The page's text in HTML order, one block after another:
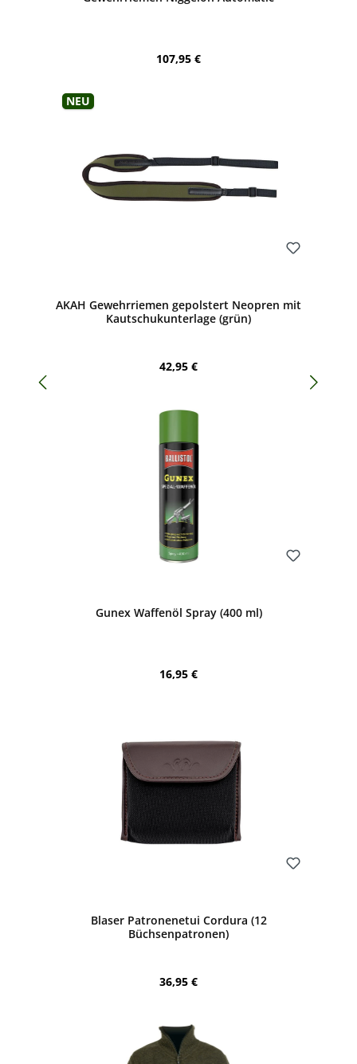
Regulärer Preis:
107,95 €
Neu
AKAH Gewehrriemen gepolstert Neopren mit
Kautschukunterlage (grün)
Regulärer Preis:
42,95 €
Gunex Waffenöl Spray (400 ml)
Regulärer Preis:
16,95 €
Blaser Patronenetui Cordura (12
Büchsenpatronen)
Regulärer Preis:
36,95 €